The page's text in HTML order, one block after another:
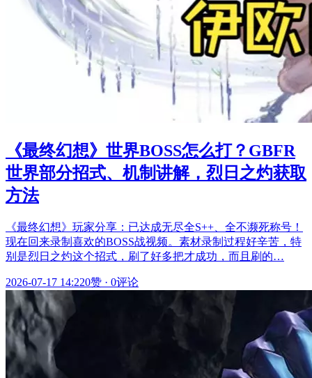
《最终幻想》世界BOSS怎么打？GBFR
世界部分招式、机制讲解，烈日之灼获取
方法
《最终幻想》玩家分享：已达成无尽全S++、全不濒死称号！
现在回来录制喜欢的BOSS战视频。素材录制过程好辛苦，特
别是烈日之灼这个招式，刷了好多把才成功，而且刷的…
2026-07-17 14:220赞 · 0评论